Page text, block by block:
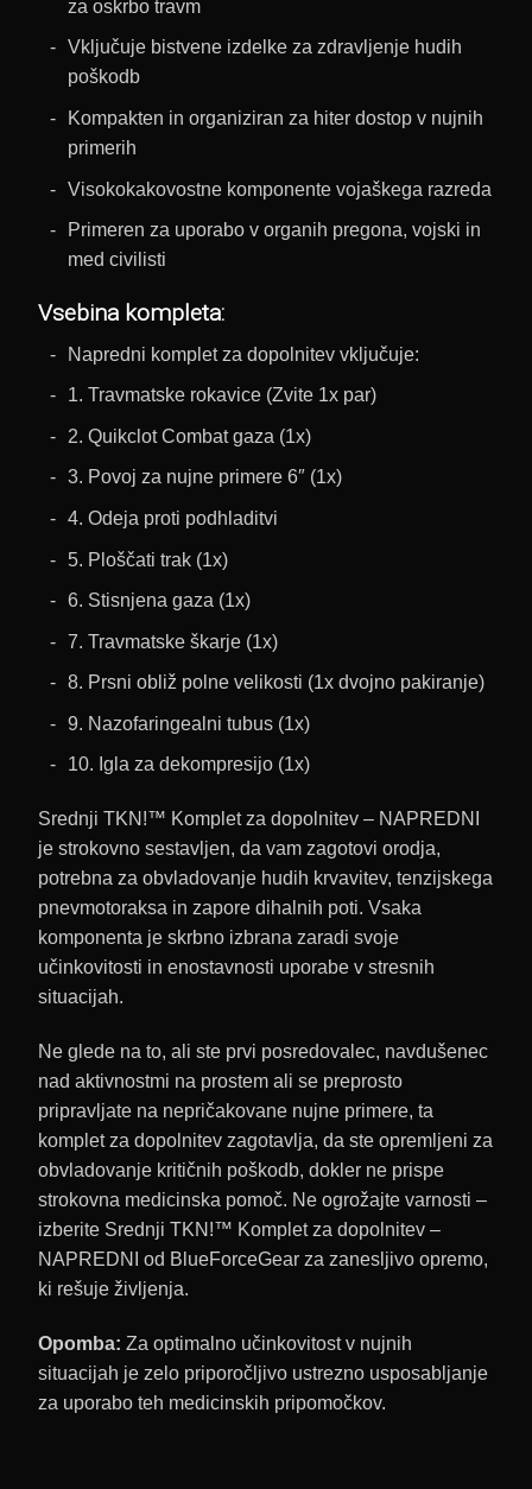
za oskrbo travm
Vključuje bistvene izdelke za zdravljenje hudih
poškodb
Kompakten in organiziran za hiter dostop v nujnih
primerih
Visokokakovostne komponente vojaškega razreda
Primeren za uporabo v organih pregona, vojski in
med civilisti
Vsebina kompleta:
Napredni komplet za dopolnitev vključuje:
1. Travmatske rokavice (Zvite 1x par)
2. Quikclot Combat gaza (1x)
3. Povoj za nujne primere 6″ (1x)
4. Odeja proti podhladitvi
5. Ploščati trak (1x)
6. Stisnjena gaza (1x)
7. Travmatske škarje (1x)
8. Prsni obliž polne velikosti (1x dvojno pakiranje)
9. Nazofaringealni tubus (1x)
10. Igla za dekompresijo (1x)
Srednji TKN!™ Komplet za dopolnitev – NAPREDNI
je strokovno sestavljen, da vam zagotovi orodja,
potrebna za obvladovanje hudih krvavitev, tenzijskega
pnevmotoraksa in zapore dihalnih poti. Vsaka
komponenta je skrbno izbrana zaradi svoje
učinkovitosti in enostavnosti uporabe v stresnih
situacijah.
Ne glede na to, ali ste prvi posredovalec, navdušenec
nad aktivnostmi na prostem ali se preprosto
pripravljate na nepričakovane nujne primere, ta
komplet za dopolnitev zagotavlja, da ste opremljeni za
obvladovanje kritičnih poškodb, dokler ne prispe
strokovna medicinska pomoč. Ne ogrožajte varnosti –
izberite Srednji TKN!™ Komplet za dopolnitev –
NAPREDNI od BlueForceGear za zanesljivo opremo,
ki rešuje življenja.
Opomba: Za optimalno učinkovitost v nujnih
situacijah je zelo priporočljivo ustrezno usposabljanje
za uporabo teh medicinskih pripomočkov.